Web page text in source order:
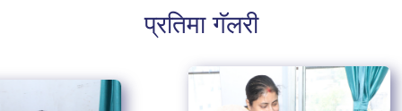
प्रतिमा गॅलरी